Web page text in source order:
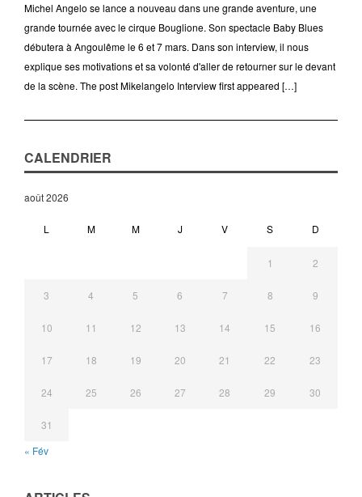
Michel Angelo se lance a nouveau dans une grande aventure, une
grande tournée avec le cirque Bouglione. Son spectacle Baby Blues
débutera à Angoulême le 6 et 7 mars. Dans son interview, il nous
explique ses motivations et sa volonté d'aller de retourner sur le devant
de la scène. The post Mikelangelo Interview first appeared […]
CALENDRIER
août 2026
L M M J V S D
1 2
3 4 5 6 7 8 9
10 11 12 13 14 15 16
17 18 19 20 21 22 23
24 25 26 27 28 29 30
31
« Fév